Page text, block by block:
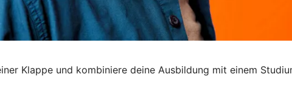
Klappe und kombiniere deine Ausbildung mit einem